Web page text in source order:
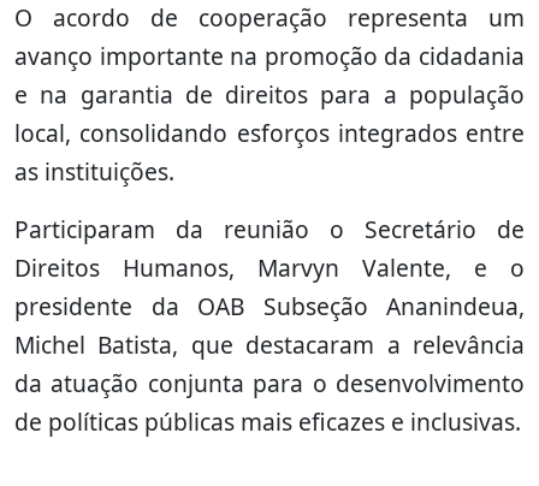
O acordo de cooperação representa um
avanço importante na promoção da cidadania
e na garantia de direitos para a população
local, consolidando esforços integrados entre
as instituições.
Participaram da reunião o Secretário de
Direitos Humanos, Marvyn Valente, e o
presidente da OAB Subseção Ananindeua,
Michel Batista, que destacaram a relevância
da atuação conjunta para o desenvolvimento
de políticas públicas mais eficazes e inclusivas.